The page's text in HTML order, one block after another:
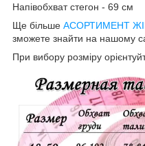
Напівобхват стегон - 69 см
Ще більше АСОРТИМЕНТ
зможете знайти на нашому
При вибору розміру